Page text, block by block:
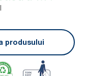
produsului